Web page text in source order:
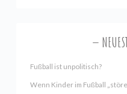
Fußball ist unpolitisch?
Wenn Kinder im Fußball